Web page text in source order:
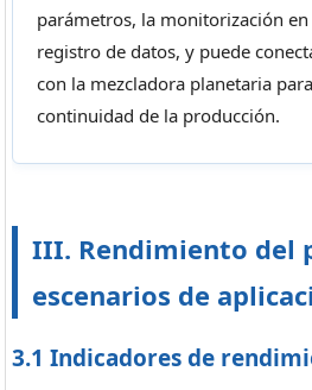
parámetros, la monitorización
registro de datos, y puede
con la mezcladora planetaria
continuidad de la producción.
III. Rendimiento del
escenarios de
3.1 Indicadores de